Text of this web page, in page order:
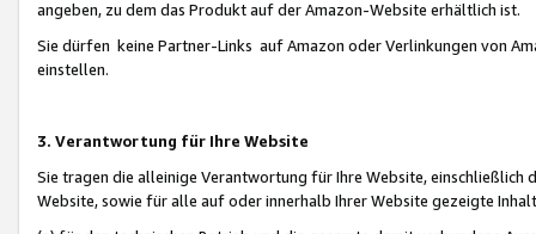
angeben, zu dem das Produkt auf der Amazon-Website erhältlich ist.
Sie dürfen keine Partner-Links auf Amazon oder Verlinkungen von
einstellen.
3. Verantwortung für Ihre Website
Sie tragen die alleinige Verantwortung für Ihre Website,
Website, sowie für alle auf oder innerhalb Ihrer Website gezeigte